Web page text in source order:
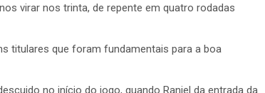
virar nos trinta, de repente em quatro rodadas
titulares que foram fundamentais para a boa
no início do jogo, quando Raniel da entrada da